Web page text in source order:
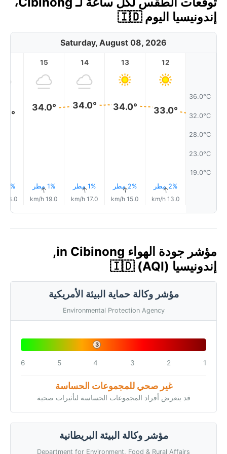
إندونيسيا اليوم 🇮🇩
Saturday, August 08, 2026
36.0°C
32.0°C
28.0°C
23.0°C
19.0°C
12
33.0°
2% مطر↑
13.0 km/h
13
34.0°
2% مطر↑
15.0 km/h
14
34.0°
1% مطر↑
17.0 km/h
15
34.0°
1% مطر↑
19.0 km/h
2% مطر
23.0 km/h
مؤشر جودة الهواء in Cibinong,
إندونيسيا 🇮🇩 (AQI)
مؤشر وكالة حماية البيئة الأمريكية
Environmental Protection Agency
3
1
2
3
4
5
6
غير صحي للمجموعات الحساسة
قد يتعرض أفراد المجموعات الحساسة لتأثيرات صحية
مؤشر وكالة البيئة البريطانية
Department for Environment, Food & Rural Affairs